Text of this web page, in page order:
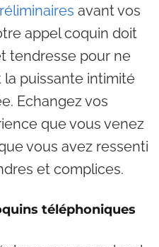
avant vos
appel coquin doit
tendresse pour ne
puissante intimité
Echangez vos
que vous venez
vous avez ressenti
et complices.
téléphoniques